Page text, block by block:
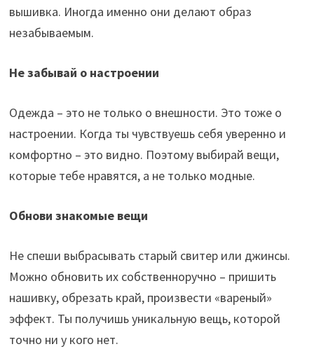
вышивка. Иногда именно они делают образ
незабываемым.
Не забывай о настроении
Одежда – это не только о внешности. Это тоже о
настроении. Когда ты чувствуешь себя уверенно и
комфортно – это видно. Поэтому выбирай вещи,
которые тебе нравятся, а не только модные.
Обнови знакомые вещи
Не спеши выбрасывать старый свитер или джинсы.
Можно обновить их собственноручно – пришить
нашивку, обрезать край, произвести «вареный»
эффект. Ты получишь уникальную вещь, которой
точно ни у кого нет.